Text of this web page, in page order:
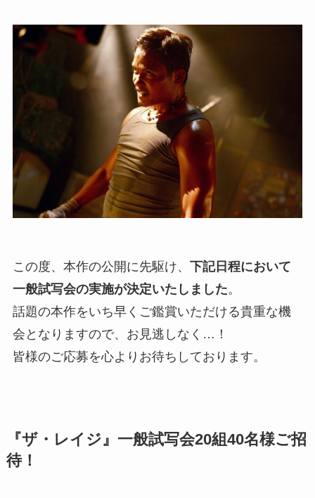
この度、本作の公開に先駆け、 下記日程において
一般試写会の実施が決定いたしました。
話題の本作をいち早くご鑑賞いただける貴重な機
会となりますので、お見逃しなく…！
皆様のご応募を心よりお待ちしております。
『ザ・レイジ』一般試写会20組40名様ご招
待！